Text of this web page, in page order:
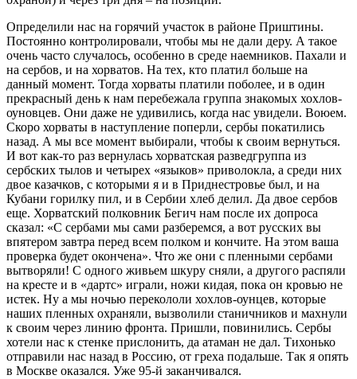
Определили нас на горячий участок в районе Приштины.
Постоянно контролировали, чтобы мы не дали деру. А такое
очень часто случалось, особенно в среде наемников. Пахали и
на сербов, и на хорватов. На тех, кто платил больше на
данный момент. Тогда хорваты платили поболее, и в один
прекрасный день к нам перебежала группа знакомых хохлов-
оуновцев. Они даже не удивились, когда нас увидели. Воюем.
Скоро хорваты в наступление поперли, сербы покатились
назад. А мы все момент выбирали, чтобы к своим вернуться.
И вот как-то раз вернулась хорватская разведгруппа из
сербских тылов и четырех «языков» приволокла, а среди них
двое казачков, с которыми я и в Приднестровье был, и на
Кубани горилку пил, и в Сербии хлеб делил. Да двое сербов
еще. Хорватский полковник Бегич нам после их допроса
сказал: «С сербами мы сами разберемся, а вот русских вы
впятером завтра перед всем полком и кончите. На этом ваша
проверка будет окончена». Что же они с пленными сербами
вытворяли! С одного живьем шкуру сняли, а другого распяли
на кресте и в «дартс» играли, ножи кидая, пока он кровью не
истек. Ну а мы ночью перекололи хохлов-оунцев, которые
наших пленных охраняли, вызволили станичников и махнули
к своим через линию фронта. Пришли, повинились. Сербы
хотели нас к стенке прислонить, да атаман не дал. Тихонько
отправили нас назад в Россию, от греха подальше. Так я опять
в Москве оказался. Уже 95-й заканчивался.